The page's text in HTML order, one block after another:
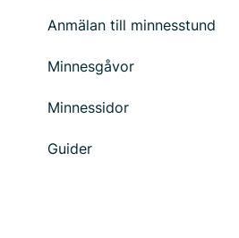
Anmälan till minnesstund
Minnesgåvor
Minnessidor
Guider